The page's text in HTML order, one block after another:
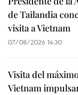
de Tailandia
visita a Vietnam
07/08/2026 14:30
Visita del
Vietnam